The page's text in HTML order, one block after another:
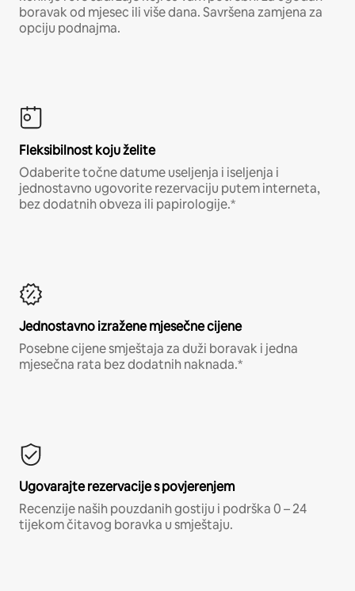
boravak od mjesec ili više dana. Savršena zamjena za
opciju podnajma.
Fleksibilnost koju želite
Odaberite točne datume useljenja i iseljenja i
jednostavno ugovorite rezervaciju putem interneta,
bez dodatnih obveza ili papirologije.*
Jednostavno izražene mjesečne cijene
Posebne cijene smještaja za duži boravak i jedna
mjesečna rata bez dodatnih naknada.*
Ugovarajte rezervacije s povjerenjem
Recenzije naših pouzdanih gostiju i podrška 0 – 24
tijekom čitavog boravka u smještaju.